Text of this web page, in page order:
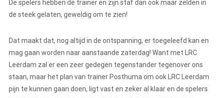
De spelers hebben de trainer en zijn staf dan ook maar zelden in
de steek gelaten, geweldig om te zien!
Dat maakt dat, nog altijd in de ontspanning, er toegeleefd kan en
mag gaan worden naar aanstaande zaterdag! Want met LRC
Leerdam zal er een zeer gedegen tegenstander tegenover ons
staan, maar het plan van trainer Posthuma om ook LRC Leerdam
pijn te kunnen gaan doen, ligt vast en zeker al klaar en de spelers